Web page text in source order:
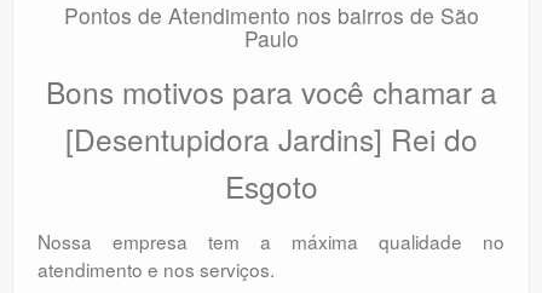
Pontos de Atendimento nos bairros de São
Paulo
Bons motivos para você chamar a
[Desentupidora Jardins] Rei do
Esgoto
Nossa empresa tem a máxima qualidade no
atendimento e nos serviços.